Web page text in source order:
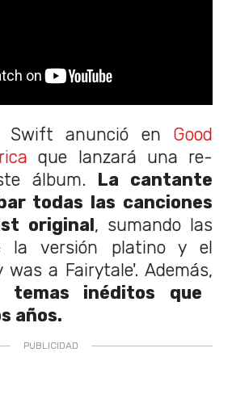
Swift anunció en Good
que lanzará una re-
álbum. La cantante
todas las canciones
original , sumando las
la versión platino y el
was a Fairytale'. Además,
temas inéditos que
años.